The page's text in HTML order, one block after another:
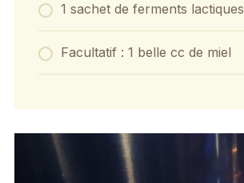
1 sachet de ferments lactiques
Facultatif : 1 belle cc de miel